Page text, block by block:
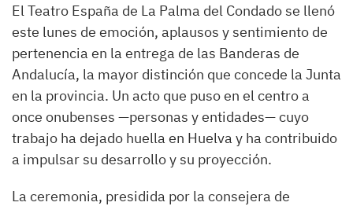
El Teatro España de La Palma del Condado se llenó
este lunes de emoción, aplausos y sentimiento de
pertenencia en la entrega de las Banderas de
Andalucía, la mayor distinción que concede la Junta
en la provincia. Un acto que puso en el centro a
once onubenses —personas y entidades— cuyo
trabajo ha dejado huella en Huelva y ha contribuido
a impulsar su desarrollo y su proyección.
La ceremonia, presidida por la consejera de